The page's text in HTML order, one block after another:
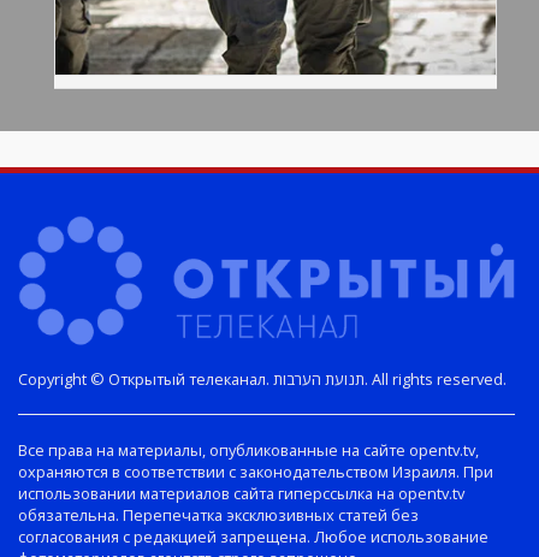
Copyright © Открытый телеканал. תנועת הערבות. All rights reserved.
Все права на материалы, опубликованные на сайте opentv.tv,
охраняются в соответствии с законодательством Израиля. При
использовании материалов сайта гиперссылка на opentv.tv
обязательна. Перепечатка эксклюзивных статей без
согласования с редакцией запрещена. Любое использование